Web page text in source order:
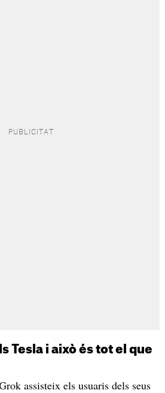
Tesla i això és tot el que
assisteix els usuaris dels seus